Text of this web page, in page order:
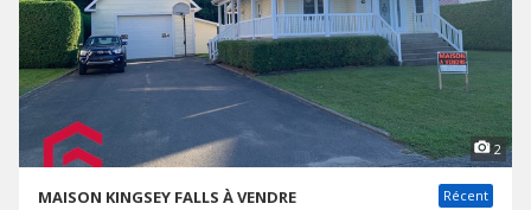
2
MAISON KINGSEY FALLS À VENDRE Récent